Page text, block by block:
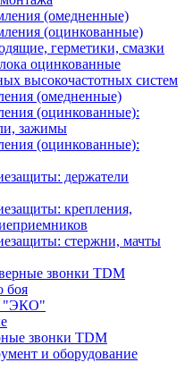
(омедненные)
(оцинкованные)
герметики, смазки
оцинкованные
высокочастотных систем
(омедненные)
(оцинкованные):
зажимы
(оцинкованные):
держатели
крепления,
стержни, мачты
звонки TDM
боя
"ЭКО"
звонки TDM
и оборудование